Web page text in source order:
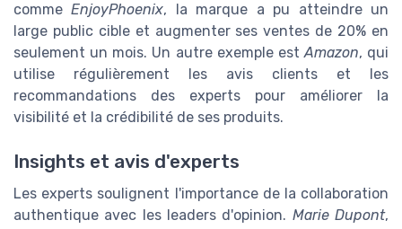
commeEnjoyPhoenix, la marque a pu atteindre un
large public cible et augmenter ses ventes de 20% en
seulement un mois. Un autre exemple estAmazon, qui
utilise régulièrement les avis clients et les
recommandations des experts pour améliorer la
visibilité et la crédibilité de ses produits.
Insights et avis d'experts
Les experts soulignent l'importance de la collaboration
authentique avec les leaders d'opinion. Marie Dupont,